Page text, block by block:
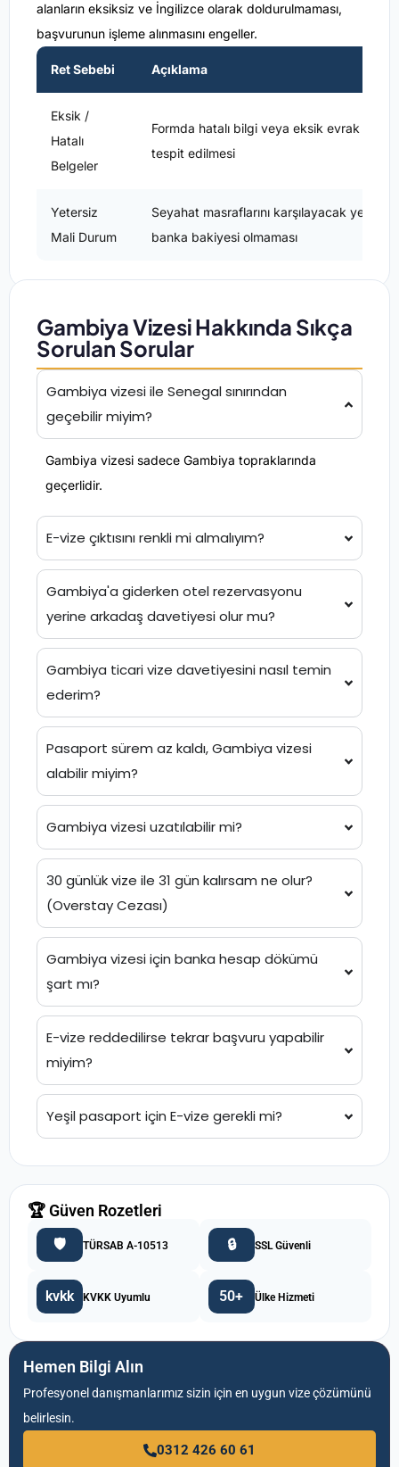
alanların eksiksiz ve İngilizce olarak doldurulmaması,
başvurunun işleme alınmasını engeller.
Ret Sebebi Açıklama
Eksik /
Hatalı
Belgeler
Formda hatalı bilgi veya eksik evrak
tespit edilmesi
Yetersiz
Mali Durum
Seyahat masraflarını karşılayacak yeterli
banka bakiyesi olmaması
Gambiya Vizesi Hakkında Sıkça
Sorulan Sorular
Gambiya vizesi ile Senegal sınırından
geçebilir miyim?
Gambiya vizesi sadece Gambiya topraklarında
geçerlidir.
E-vize çıktısını renkli mi almalıyım?
Gambiya'a giderken otel rezervasyonu
yerine arkadaş davetiyesi olur mu?
Gambiya ticari vize davetiyesini nasıl temin
ederim?
Pasaport sürem az kaldı, Gambiya vizesi
alabilir miyim?
Gambiya vizesi uzatılabilir mi?
30 günlük vize ile 31 gün kalırsam ne olur?
(Overstay Cezası)
Gambiya vizesi için banka hesap dökümü
şart mı?
E-vize reddedilirse tekrar başvuru yapabilir
miyim?
Yeşil pasaport için E-vize gerekli mi?
🏆 Güven Rozetleri
🛡️ TÜRSAB A-10513 🔒 SSL Güvenli
kvkk KVKK Uyumlu 50+ Ülke Hizmeti
Hemen Bilgi Alın
Profesyonel danışmanlarımız sizin için en uygun vize çözümünü
belirlesin.
0312 426 60 61